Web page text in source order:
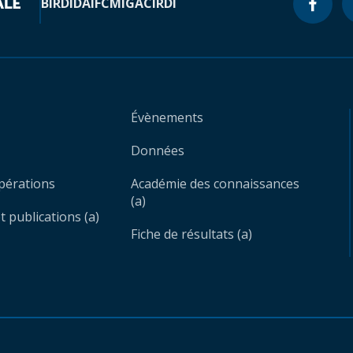
publications (a)
Évènements
Données
Académie des connaissances
(a)
Fiche de résultats (a)